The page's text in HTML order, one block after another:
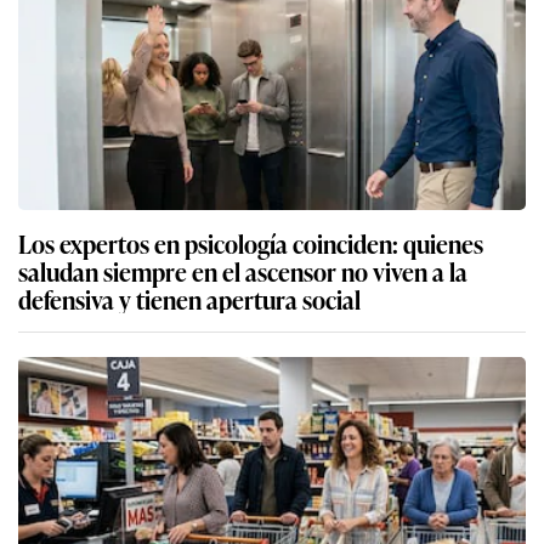
Los expertos en psicología coinciden: quienes
saludan siempre en el ascensor no viven a la
defensiva y tienen apertura social